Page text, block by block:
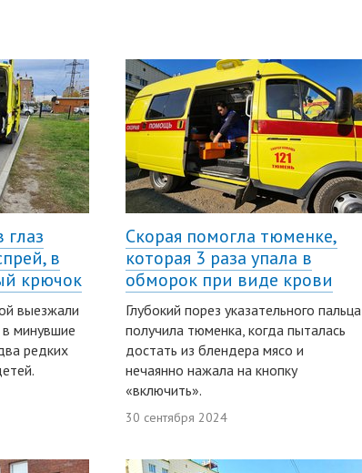
глаз
в
крючок
выезжали
минувшие
редких
Скорая помогла тюменке,
которая 3 раза упала в
обморок при виде крови
Глубокий порез указательного пальца
получила тюменка, когда пыталась
достать из блендера мясо и
нечаянно нажала на кнопку
«включить».
30 сентября 2024